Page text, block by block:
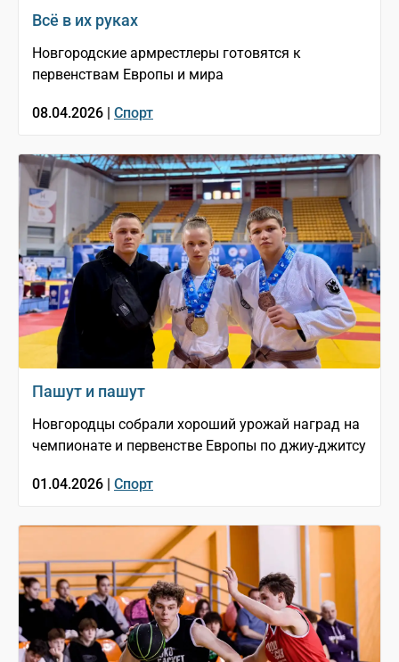
Всё в их руках
Новгородские армрестлеры готовятся к
первенствам Европы и мира
08.04.2026 | Спорт
Пашут и пашут
Новгородцы собрали хороший урожай наград на
чемпионате и первенстве Европы по джиу-джитсу
01.04.2026 | Спорт